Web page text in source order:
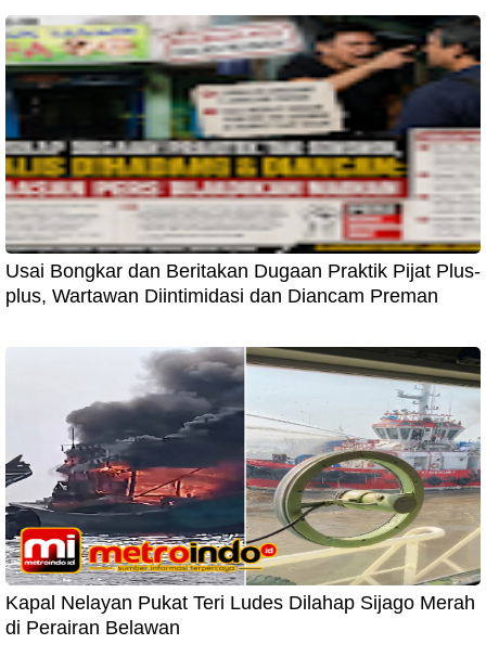
Usai Bongkar dan Beritakan Dugaan Praktik Pijat Plus-
plus, Wartawan Diintimidasi dan Diancam Preman
Kapal Nelayan Pukat Teri Ludes Dilahap Sijago Merah
di Perairan Belawan